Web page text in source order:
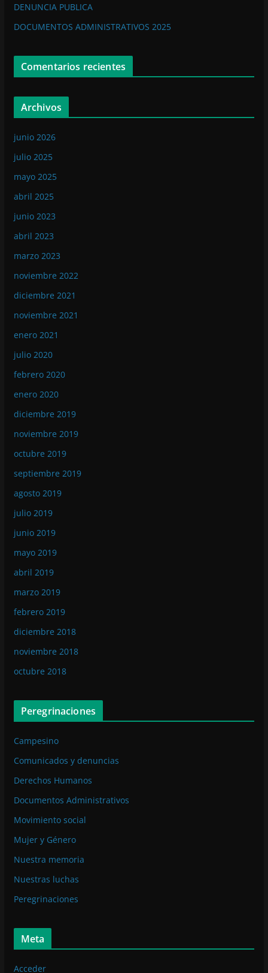
DENUNCIA PUBLICA
DOCUMENTOS ADMINISTRATIVOS 2025
Comentarios recientes
Archivos
junio 2026
julio 2025
mayo 2025
abril 2025
junio 2023
abril 2023
marzo 2023
noviembre 2022
diciembre 2021
noviembre 2021
enero 2021
julio 2020
febrero 2020
enero 2020
diciembre 2019
noviembre 2019
octubre 2019
septiembre 2019
agosto 2019
julio 2019
junio 2019
mayo 2019
abril 2019
marzo 2019
febrero 2019
diciembre 2018
noviembre 2018
octubre 2018
Peregrinaciones
Campesino
Comunicados y denuncias
Derechos Humanos
Documentos Administrativos
Movimiento social
Mujer y Género
Nuestra memoria
Nuestras luchas
Peregrinaciones
Meta
Acceder